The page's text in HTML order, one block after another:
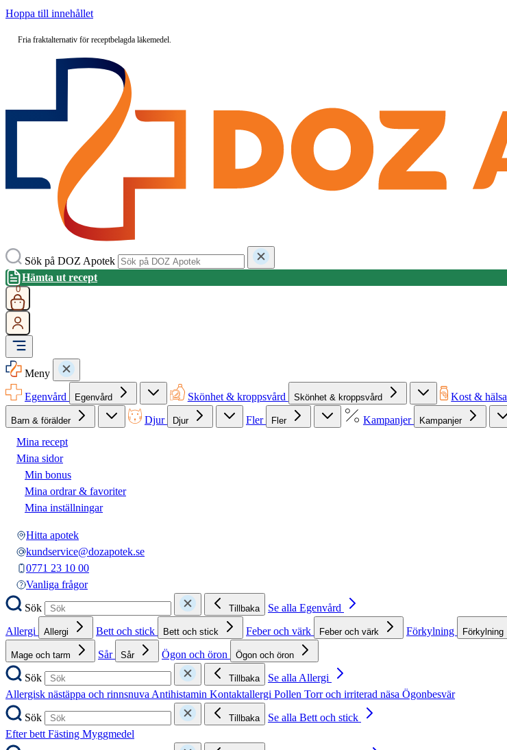
Hoppa till innehållet
Fria fraktalternativ över 199 kr för övriga produkter
Sök på DOZ Apotek
Hämta ut recept
0
Meny
Egenvård
Egenvård Skönhet & kroppsvård Skönhet & kroppsvård Kost & hälsa
Barn & förälder Djur Djur Fler Fler Kampanjer Kampanjer
Mina recept
Mina sidor
Min bonus
Mina ordrar & favoriter
Mina inställningar
Hitta apotek
kundservice@dozapotek.se
0771 23 10 00
Vanliga frågor
Sök
Tillbaka
Se alla Egenvård
Allergi
Allergi Bett och stick Bett och stick Feber och värk Feber och värk Förkylning Förkylning
Mage och tarm Sår Sår Ögon och öron Ögon och öron
Sök Tillbaka
Se alla Allergi
Allergisk nästäppa och rinnsnuva Antihistamin Kontaktallergi Pollen Torr och irriterad näsa Ögonbesvär
Sök
Tillbaka
Se alla Bett och stick
Efter bett Fästing Myggmedel